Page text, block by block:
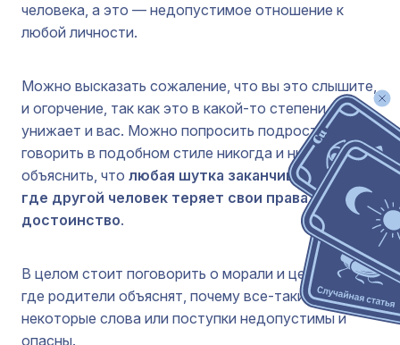
человека, а это — недопустимое отношение к
любой личности.
Можно высказать сожаление, что вы это слышите,
и огорчение, так как это в какой-то степени
унижает и вас. Можно попросить подростка не
говорить в подобном стиле никогда и нигде. И
объяснить, что любая шутка заканчивается там,
где другой человек теряет свои права или
достоинство.
В целом стоит поговорить о морали и ценностях,
где родители объяснят, почему все-таки
некоторые слова или поступки недопустимы и
опасны.